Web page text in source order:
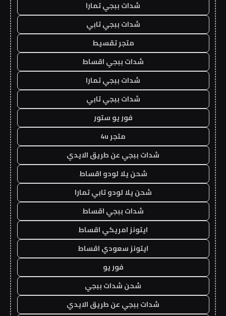
شدات ببجي تمارا
شدات ببجي تابي
متجر تقسيط
شدات ببجي اقساط
شدات ببجي تمارا
شدات ببجي تابي
فور يو ستور
متجر 4u
شدات ببجي عن طريق الايدي
شحن يلا لودو اقساط
شحن يلا لودو تابي تمارا
شدات ببجي اقساط
ايتونز امريكي اقساط
ايتونز سعودي اقساط
فور يو
شحن شدات ببجي
شدات ببجي عن طريق الايدي